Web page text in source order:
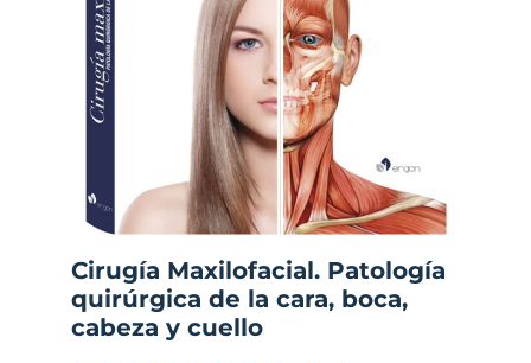
Cirugía Maxilofacial. Patología
quirúrgica de la cara, boca,
cabeza y cuello